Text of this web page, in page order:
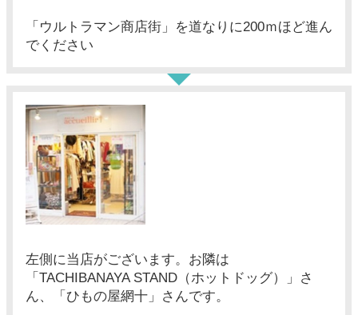
「ウルトラマン商店街」を道なりに200ｍほど進ん
でください
左側に当店がございます。お隣は
「TACHIBANAYA STAND（ホットドッグ）」さ
ん、「ひもの屋網十」さんです。